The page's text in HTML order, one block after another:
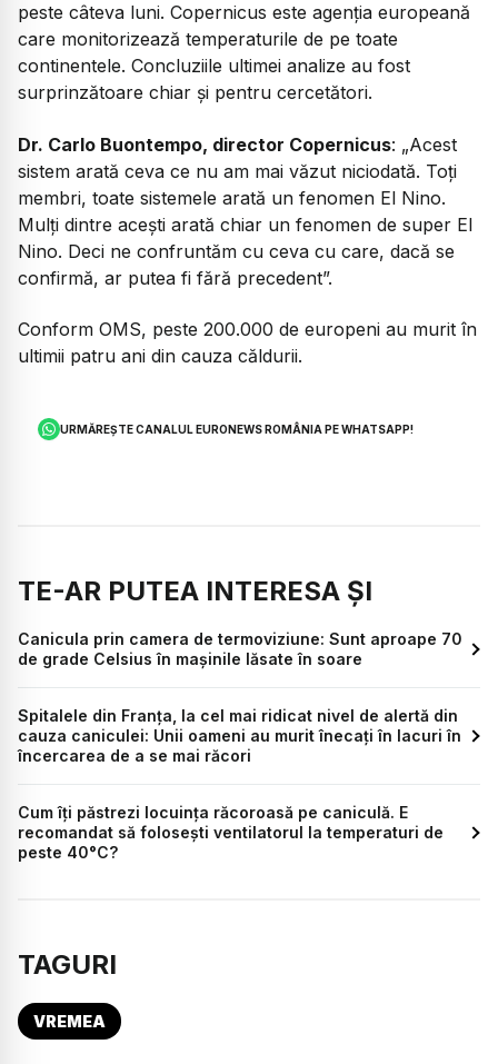
peste câteva luni. Copernicus este agenția europeană
care monitorizează temperaturile de pe toate
continentele. Concluziile ultimei analize au fost
surprinzătoare chiar și pentru cercetători.
Dr. Carlo Buontempo, director Copernicus: „Acest
sistem arată ceva ce nu am mai văzut niciodată. Toți
membri, toate sistemele arată un fenomen El Nino.
Mulți dintre acești arată chiar un fenomen de super El
Nino. Deci ne confruntăm cu ceva cu care, dacă se
confirmă, ar putea fi fără precedent”.
Conform OMS, peste 200.000 de europeni au murit în
ultimii patru ani din cauza căldurii.
URMĂREȘTE CANALUL EURONEWS ROMÂNIA PE WHATSAPP!
TE-AR PUTEA INTERESA ȘI
Canicula prin camera de termoviziune: Sunt aproape 70
de grade Celsius în mașinile lăsate în soare
Spitalele din Franța, la cel mai ridicat nivel de alertă din
cauza caniculei: Unii oameni au murit înecați în lacuri în
încercarea de a se mai răcori
Cum îți păstrezi locuința răcoroasă pe caniculă. E
recomandat să folosești ventilatorul la temperaturi de
peste 40°C?
TAGURI
VREMEA